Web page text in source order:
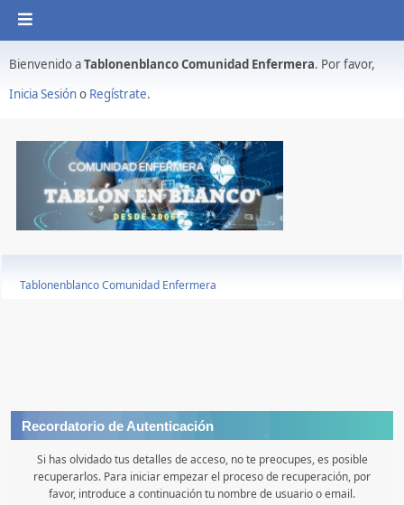
Bienvenido aTablonenblanco Comunidad Enfermera. Por favor,
Inicia Sesióno Regístrate.
Tablonenblanco Comunidad Enfermera
Recordatorio de Autenticación
Si has olvidado tus detalles de acceso, no te preocupes, es posible
recuperarlos. Para iniciar empezar el proceso de recuperación, por
favor, introduce a continuación tu nombre de usuario o email.